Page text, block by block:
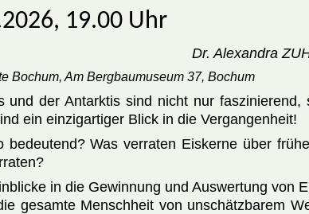
19.00 Uhr
Dr. Alexandra
Bochum, Am Bergbaumuseum 37, Bochum
und der Antarktis sind nicht nur
ein einzigartiger Blick in die Vergangenheit!
Was verraten Eiskerne über
in die Gewinnung und Auswertung
gesamte Menschheit von unschätzbarem